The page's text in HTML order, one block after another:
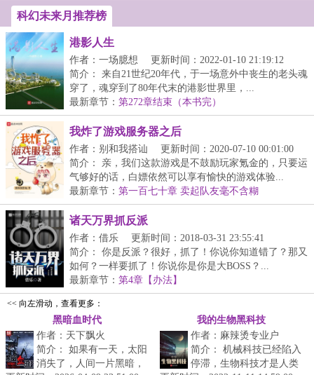
科幻未来月推荐榜
港影人生
作者：一场臆想
更新时间：2022-01-10 21:19:12
简介： 来自21世纪20年代，于一场意外中丧生的老头魂
穿了，魂穿到了80年代末的港影世界里，...
最新章节： 第272章结束（本书完）
我炸了游戏服务器之后
作者：别和我搭讪
更新时间：2020-07-10 00:01:00
简介： 亲，我们这款游戏是不鼓励玩家氪金的，只要运
气够好的话，白嫖依然可以享有愉快的游戏体验...
最新章节： 第一百七十章 卖起队友毫不含糊
诸天万界抓反派
作者：借乐
更新时间：2018-03-31 23:55:41
简介： 你是反派？很好，抓了！你说你知道错了？那又
如何？一样要抓了！你说你是你是大BOSS？...
最新章节： 第4章【办法】
<< 向左滑动，查看更多：
黑暗血时代
作者：天下飘火
简介： 如果有一天，太阳
消失了，人间一片黑暗，
我的生物黑科技
作者：麻辣烫专业户
简介： 机械科技已经陷入
停滞，生物科技才是人类